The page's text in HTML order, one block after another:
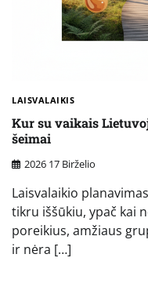
LAISVALAIKIS
Kur su vaikais
šeimai
2026 17 Birželio
Laisvalaikio
tikru iššūkiu, ypač kai
poreikius, amžiaus
ir nėra […]